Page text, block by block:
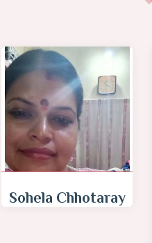
Misna Chanu